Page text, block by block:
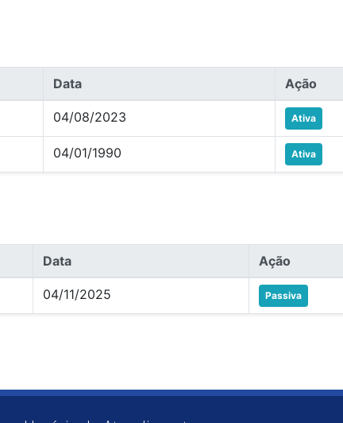
Data Ação
04/08/2023 Ativa
04/01/1990 Ativa
Data Ação
04/11/2025 Passiva